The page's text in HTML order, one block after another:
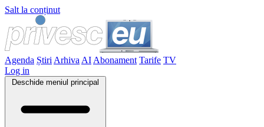
Salt la conținut
Agenda Știri Arhiva AI Abonament Tarife TV
Log in
Deschide meniul principal